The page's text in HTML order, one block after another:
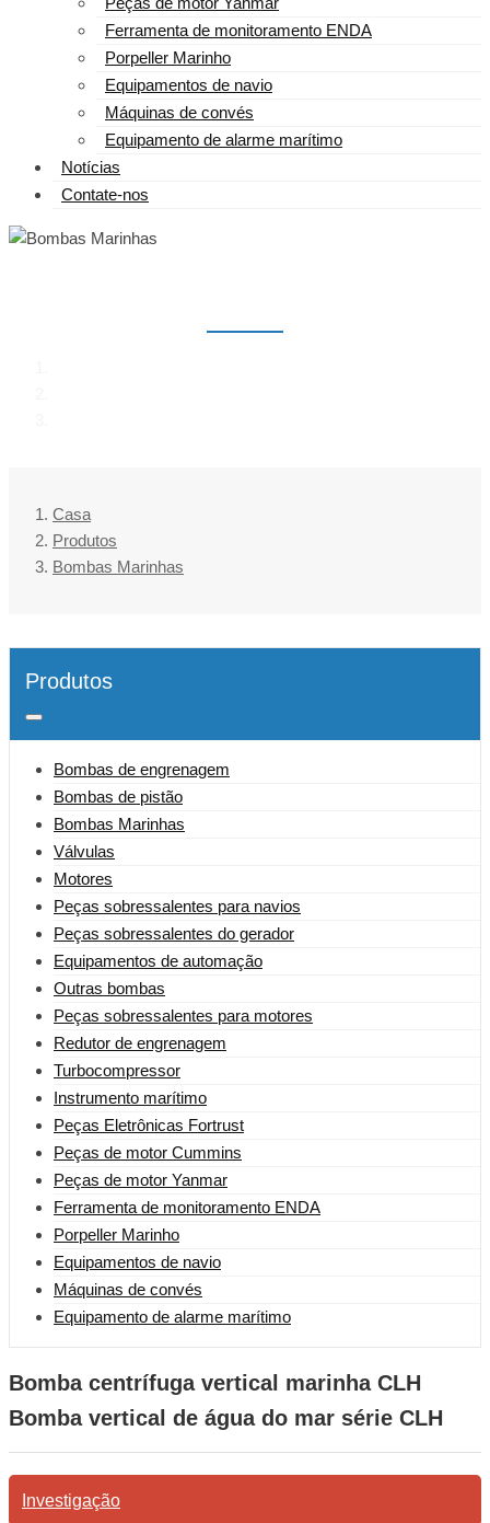
Ferramenta de monitoramento ENDA
Porpeller Marinho
Equipamentos de navio
Máquinas de convés
Equipamento de alarme marítimo
Notícias
Contate-nos
Casa
Produtos
Bombas Marinhas
Produtos
Bombas de engrenagem
Bombas de pistão
Bombas Marinhas
Válvulas
Motores
Peças sobressalentes para navios
Peças sobressalentes do gerador
Equipamentos de automação
Outras bombas
Peças sobressalentes para motores
Redutor de engrenagem
Turbocompressor
Instrumento marítimo
Peças Eletrônicas Fortrust
Peças de motor Cummins
Peças de motor Yanmar
Ferramenta de monitoramento ENDA
Porpeller Marinho
Equipamentos de navio
Máquinas de convés
Equipamento de alarme marítimo
Bomba centrífuga vertical marinha CLH
Bomba vertical de água do mar série CLH
Investigação